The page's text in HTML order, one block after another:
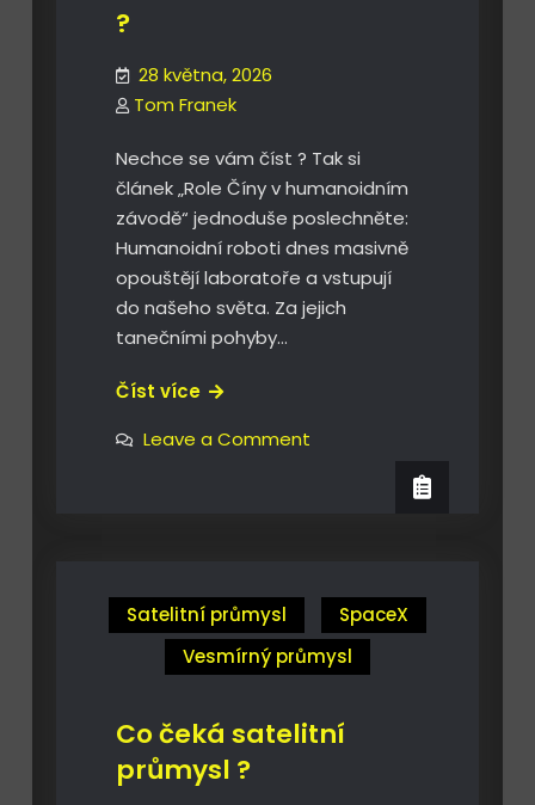
?
28 května, 2026
Tom Franek
Nechce se vám číst ? Tak si
článek „Role Číny v humanoidním
závodě“ jednoduše poslechněte:
Humanoidní roboti dnes masivně
opouštějí laboratoře a vstupují
do našeho světa. Za jejich
tanečními pohyby…
Číst víceRole
v
Leave a Commenton
Satelitní průmysl
SpaceX
Vesmírný průmysl
Co čeká satelitní
průmysl ?